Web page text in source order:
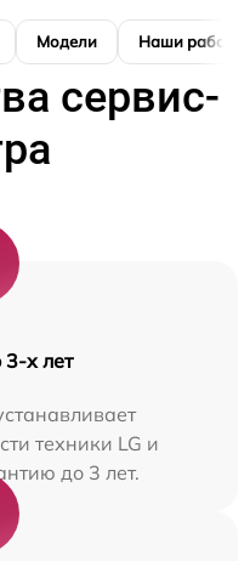
Модели Наши работы
сервис-
3-х лет
техники LG и
до 3 лет.